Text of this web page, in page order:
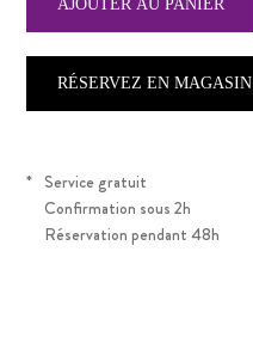
RÉSERVEZ EN MAGASIN
* Service gratuit
Confirmation sous 2h
Réservation pendant 48h